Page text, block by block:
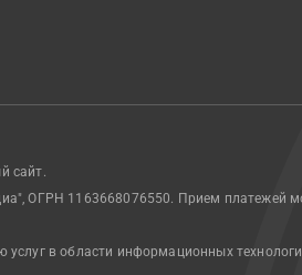
сайт.
ОГРН 1163668076550. Прием платежей
услуг в области информационных